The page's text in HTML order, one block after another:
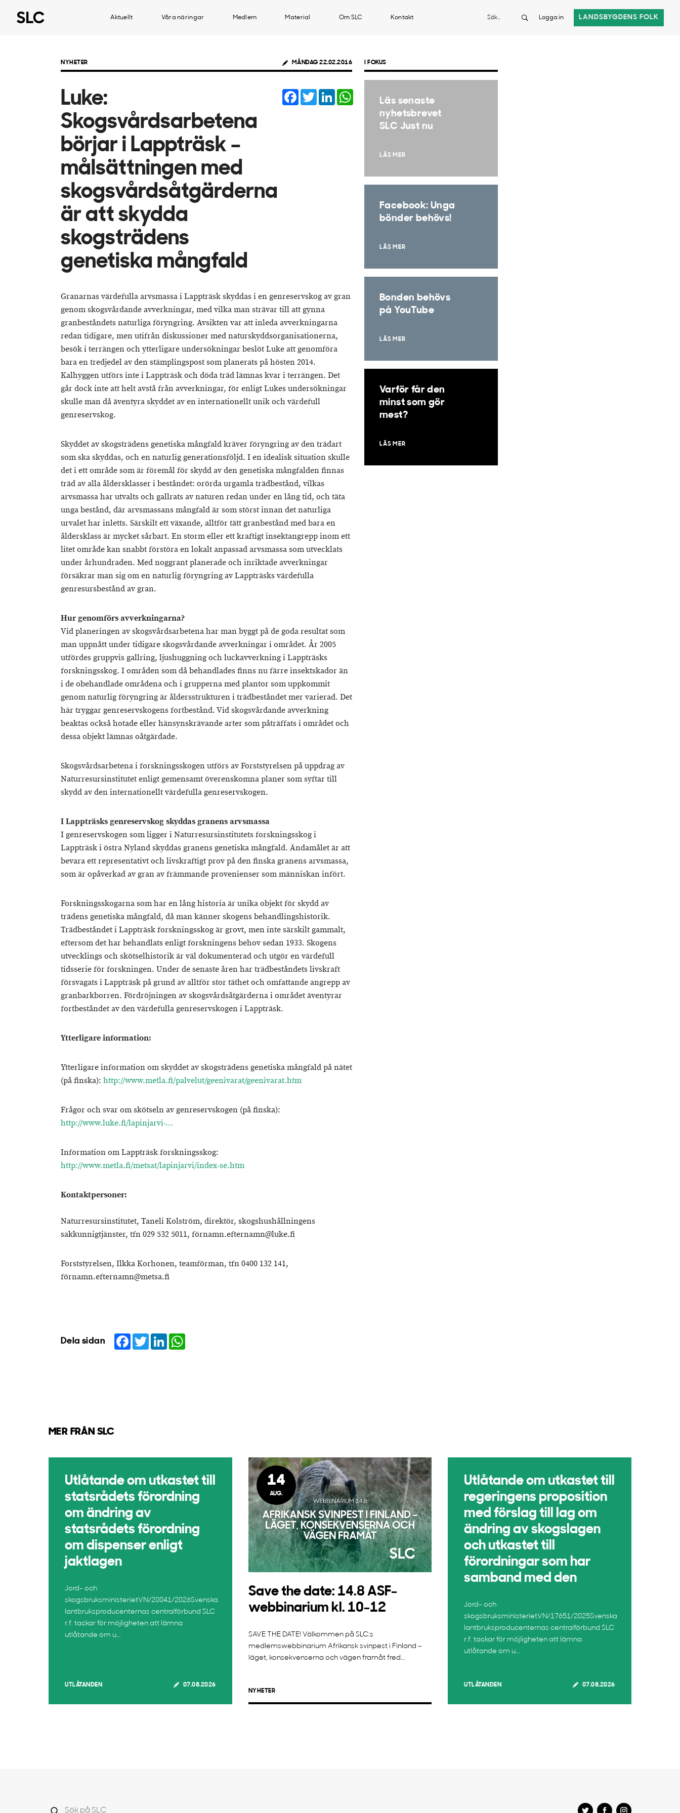
Aktuellt Våra näringar Medlem Material Om SLC Kontakt Sök Logga in LANDSBYGDENS FOLK
NYHETER MÅNDAG 22.02.2016
Luke:
Skogsvårdsarbetena
börjar i Lappträsk –
målsättningen med
skogsvårdsåtgärderna
är att skydda
skogsträdens
genetiska mångfald
Facebook
TwitterLinkedIn
Granarnas värdefulla arvsmassa i Lappträsk skyddas i en genreservskog av gran
genom skogsvårdande avverkningar, med vilka man strävar till att gynna
granbeståndets naturliga föryngring. Avsikten var att inleda avverkningarna
redan tidigare, men utifrån diskussioner med naturskyddsorganisationerna,
besök i terrängen och ytterligare undersökningar beslöt Luke att genomföra
bara en tredjedel av den stämplingspost som planerats på hösten 2014.
Kalhyggen utförs inte i Lappträsk och döda träd lämnas kvar i terrängen. Det
går dock inte att helt avstå från avverkningar, för enligt Lukes undersökningar
skulle man då äventyra skyddet av en internationellt unik och värdefull
genreservskog.
Skyddet av skogsträdens genetiska mångfald kräver föryngring av den trädart
som ska skyddas, och en naturlig generationsföljd. I en idealisk situation skulle
det i ett område som är föremål för skydd av den genetiska mångfalden finnas
träd av alla åldersklasser i beståndet: orörda urgamla trädbestånd, vilkas
arvsmassa har utvalts och gallrats av naturen redan under en lång tid, och täta
unga bestånd, där arvsmassans mångfald är som störst innan det naturliga
urvalet har inletts. Särskilt ett växande, alltför tätt granbestånd med bara en
åldersklass är mycket sårbart. En storm eller ett kraftigt insektangrepp inom ett
litet område kan snabbt förstöra en lokalt anpassad arvsmassa som utvecklats
under århundraden. Med noggrant planerade och inriktade avverkningar
försäkrar man sig om en naturlig föryngring av Lappträsks värdefulla
genresursbestånd av gran.
Hur genomförs avverkningarna?
Vid planeringen av skogsvårdsarbetena har man byggt på de goda resultat som
man uppnått under tidigare skogsvårdande avverkningar i området. År 2005
utfördes gruppvis gallring, ljushuggning och luckavverkning i Lappträsks
forskningsskog. I områden som då behandlades finns nu färre insektskador än
i de obehandlade områdena och i grupperna med plantor som uppkommit
genom naturlig föryngring är åldersstrukturen i trädbeståndet mer varierad. Det
här tryggar genreservskogens fortbestånd. Vid skogsvårdande avverkning
beaktas också hotade eller hänsynskrävande arter som påträffats i området och
dessa objekt lämnas oåtgärdade.
Skogsvårdsarbetena i forskningsskogen utförs av Forststyrelsen på uppdrag av
Naturresursinstitutet enligt gemensamt överenskomna planer som syftar till
skydd av den internationellt värdefulla genreservskogen.
I Lappträsks genreservskog skyddas granens arvsmassa
I genreservskogen som ligger i Naturresursinstitutets forskningsskog i
Lappträsk i östra Nyland skyddas granens genetiska mångfald. Ändamålet är att
bevara ett representativt och livskraftigt prov på den finska granens arvsmassa,
som är opåverkad av gran av främmande provenienser som människan infört.
Forskningsskogarna som har en lång historia är unika objekt för skydd av
trädens genetiska mångfald, då man känner skogens behandlingshistorik.
Trädbeståndet i Lappträsk forskningsskog är grovt, men inte särskilt gammalt,
eftersom det har behandlats enligt forskningens behov sedan 1933. Skogens
utvecklings och skötselhistorik är väl dokumenterad och utgör en värdefull
tidsserie för forskningen. Under de senaste åren har trädbeståndets livskraft
försvagats i Lappträsk på grund av alltför stor täthet och omfattande angrepp av
granbarkborren. Fördröjningen av skogsvårdsåtgärderna i området äventyrar
fortbeståndet av den värdefulla genreservskogen i Lappträsk.
Ytterligare information:
Ytterligare information om skyddet av skogsträdens genetiska mångfald på nätet
(på finska): http://www.metla.fi/palvelut/geenivarat/geenivarat.htm
Frågor och svar om skötseln av genreservskogen (på finska):
http://www.luke.fi/lapinjarvi-...
Information om Lappträsk forskningsskog:
http://www.metla.fi/metsat/lapinjarvi/index-se.htm
Kontaktpersoner:
Naturresursinstitutet, Taneli Kolström, direktör, skogshushållningens
sakkunnigtjänster, tfn 029 532 5011, förnamn.efternamn@luke.fi
Forststyrelsen, Ilkka Korhonen, teamförman, tfn 0400 132 141,
förnamn.efternamn@metsa.fi
Dela sidan Facebook
TwitterLinkedIn
I FOKUS
Läs senaste
nyhetsbrevet
SLC Just nu
LÄS MER
Facebook: Unga
bönder behövs!
LÄS MER
Bonden behövs
på YouTube
LÄS MER
Varför får den
minst som gör
mest?
LÄS MER
MER FRÅN SLC
Utlåtande om utkastet till
statsrådets förordning
om ändring av
statsrådets förordning
om dispenser enligt
jaktlagen
Jord- och
skogsbruksministerietVN/20041/2026Svenska
lantbruksproducenternas centralförbund SLC
r.f. tackar för möjligheten att lämna
utlåtande om u...
UTLÅTANDEN 07.08.2026
14
AUG.
Save the date: 14.8 ASF-
webbinarium kl. 10-12
SAVE THE DATE! Välkommen på SLC:s
medlemswebbinarium Afrikansk svinpest i Finland –
läget, konsekvenserna och vägen framåt fred...
NYHETER
Utlåtande om utkastet till
regeringens proposition
med förslag till lag om
ändring av skogslagen
och utkastet till
förordningar som har
samband med den
Jord- och
skogsbruksministerietVN/17651/2025Svenska
lantbruksproducenternas centralförbund SLC
r.f. tackar för möjligheten att lämna
utlåtande om u...
UTLÅTANDEN 07.08.2026